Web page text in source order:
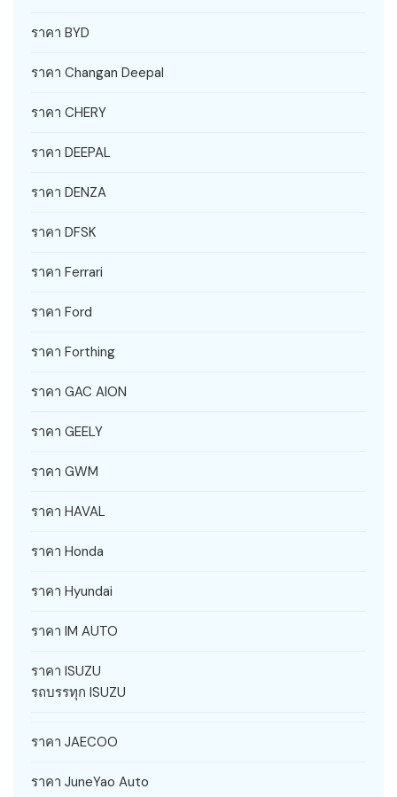
ราคา BYD
ราคา Changan Deepal
ราคา CHERY
ราคา DEEPAL
ราคา DENZA
ราคา DFSK
ราคา Ferrari
ราคา Ford
ราคา Forthing
ราคา GAC AION
ราคา GEELY
ราคา GWM
ราคา HAVAL
ราคา Honda
ราคา Hyundai
ราคา IM AUTO
ราคา ISUZU
รถบรรทุก ISUZU
ราคา JAECOO
ราคา JuneYao Auto